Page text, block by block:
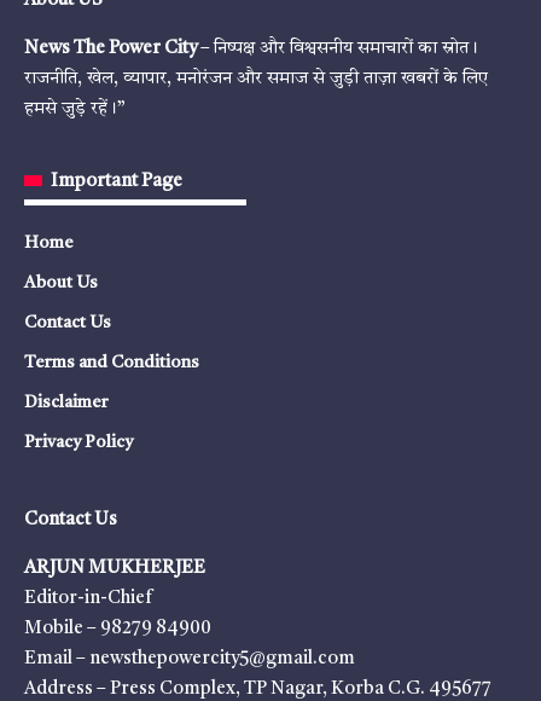
News The Power City– निष्पक्ष और विश्वसनीय समाचारों का स्रोत।
राजनीति, खेल, व्यापार, मनोरंजन और समाज से जुड़ी ताज़ा खबरों के लिए
हमसे जुड़े रहें।”
Important Page
Home
About Us
Contact Us
Terms and Conditions
Disclaimer
Privacy Policy
Contact Us
ARJUN MUKHERJEE
Editor-in-Chief
Mobile – 98279 84900
Email – newsthepowercity5@gmail.com
Address – Press Complex, TP Nagar, Korba C.G. 495677